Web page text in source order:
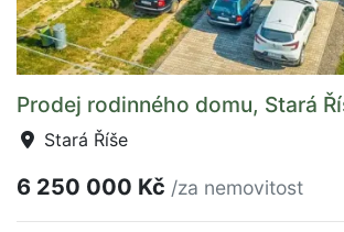
Prodej rodinného domu, Stará
Stará Říše
6 250 000 Kč /za nemovitost